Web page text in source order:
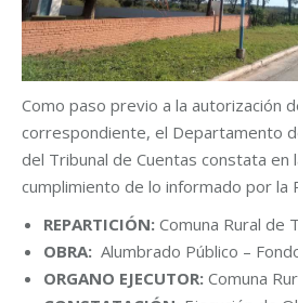
Como paso previo a la autorización
correspondiente, el Departamento
del Tribunal de Cuentas constata en
cumplimiento de lo informado por la
REPARTICIÓN: Comuna Rural de
OBRA: Alumbrado Público –
ORGANO EJECUTOR: Comuna